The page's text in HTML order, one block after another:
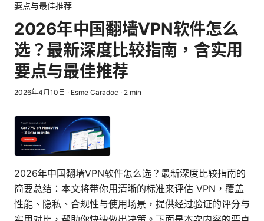
要点与最佳推荐
2026年中国翻墙VPN软件怎么
选？最新深度比较指南，含实用
要点与最佳推荐
2026年4月10日 · Esme Caradoc · 2 min
2026年中国翻墙VPN软件怎么选？最新深度比较指南的
简要总结：本文将带你用清晰的标准来评估 VPN，覆盖
性能、隐私、合规性与使用场景，提供经过验证的评分与